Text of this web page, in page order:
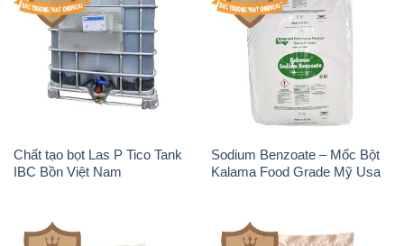
Chất tạo bọt Las P Tico Tank
IBC Bồn Việt Nam
Sodium Benzoate – Mốc Bột
Kalama Food Grade Mỹ Usa